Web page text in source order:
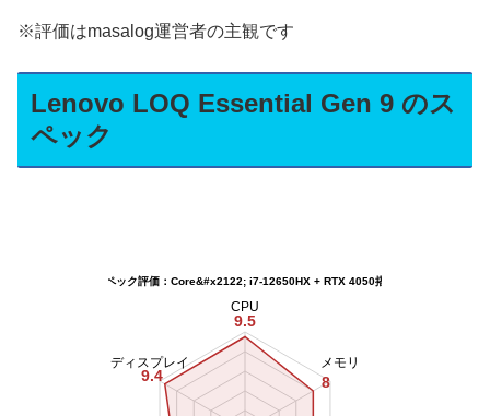
※評価はmasalog運営者の主観です
Lenovo LOQ Essential Gen 9 のス
ペック
[スペック評価：Core&#x2122; i7-12650HX + RTX 4050搭載]
9.4
9.5
8
ディスプレイ
CPU
メモリ